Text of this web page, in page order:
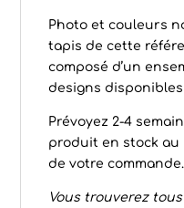
Photo et couleurs
tapis de cette
composé d’un
designs
Prévoyez 2-4
produit en stock au
de votre commande.
Vous trouverez